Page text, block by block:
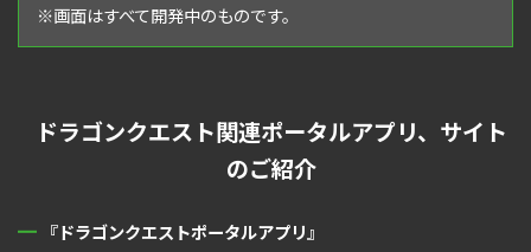
※画⾯はすべて開発中のものです。
ドラゴンクエスト関連ポータルアプリ、サイト
のご紹介
『ドラゴンクエストポータルアプリ』